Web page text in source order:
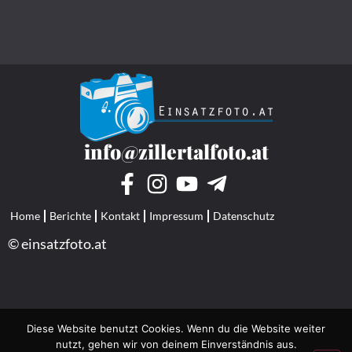
info@zillertalfoto.at
Home Berichte Kontakt Impressum Datenschutz
© einsatzfoto.at
Diese Website benutzt Cookies. Wenn du die Website weiter
nutzt, gehen wir von deinem Einverständnis aus.